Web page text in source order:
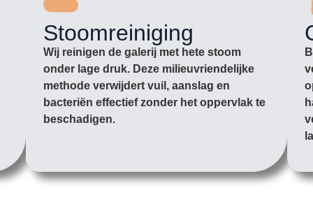
Stoomreiniging
Wij reinigen de galerij met hete stoom
onder lage druk. Deze milieuvriendelijke
methode verwijdert vuil, aanslag en
bacteriën effectief zonder het oppervlak te
beschadigen.